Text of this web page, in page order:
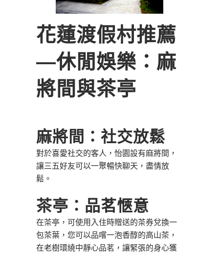
花蓮渡假村推薦
―休閒娛樂：麻
將間與茶亭
麻將間：社交放鬆
對於喜愛社交的客人，怡園設有麻將間，
讓三五好友可以一聚暢快聊天，盡情放
鬆。
茶亭：品茗愜意
在茶亭，可使用入住時贈送的茶券兌換一
包茶葉，您可以品嚐一泡香醇的高山茶，
在老樹環繞中靜心品茗，讓緊張的身心獲